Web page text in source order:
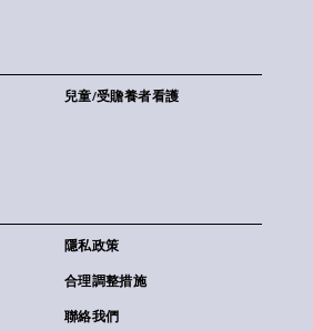
兒童/受贍養者看護
隱私政策
合理調整措施
聯絡我們